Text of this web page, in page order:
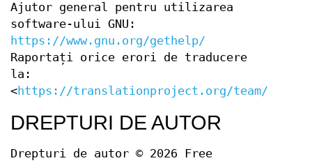
Ajutor general pentru utilizarea
software-ului GNU:
https://www.gnu.org/gethelp/
Raportați orice erori de traducere
la:
<https://translationproject.org/team/
DREPTURI DE AUTOR
Drepturi de autor © 2026 Free